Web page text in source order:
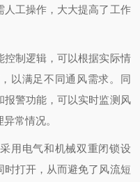
人工操作，大大提高了工作
控制逻辑，可以根据实际情
以满足不同通风需求。同
报警功能，可以实时监测风
常情况。
用电气和机械双重闭锁设
打开，从而避免了风流短